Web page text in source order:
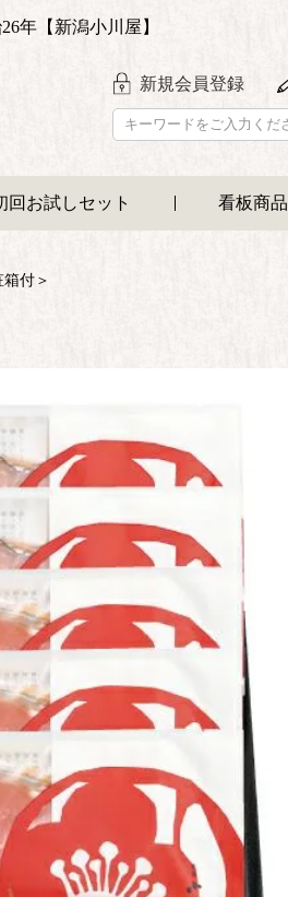
年【新潟小川屋】
新規会員登録
回お試しセット 看板商品
付＞